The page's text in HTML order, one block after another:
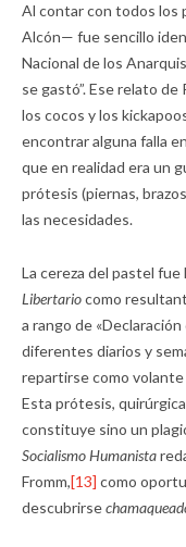
Al contar con todos los
Alcón— fue sencillo
Nacional de los
se gastó”. Ese relato
los cocos y los
encontrar alguna falla
que en realidad era un
prótesis (piernas,
las necesidades.
La cereza del pastel fue
Libertariocomo
a rango de
diferentes diarios y
repartirse como
Esta prótesis,
constituye sino un
Socialismo Humanista
Fromm,[13] como
descubrirse